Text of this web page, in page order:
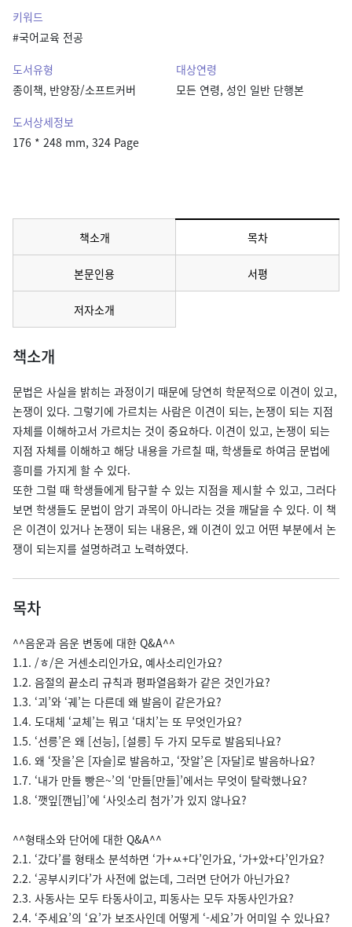
키워드
#국어교육 전공
도서유형
종이책, 반양장/소프트커버
대상연령
모든 연령, 성인 일반 단행본
도서상세정보
176 * 248 mm, 324 Page
책소개 목차메뉴 선택됨
본문인용
서평
저자소개
책소개
문법은 사실을 밝히는 과정이기 때문에 당연히 학문적으로 이견이 있고,
논쟁이 있다. 그렇기에 가르치는 사람은 이견이 되는, 논쟁이 되는 지점
자체를 이해하고서 가르치는 것이 중요하다. 이견이 있고, 논쟁이 되는
지점 자체를 이해하고 해당 내용을 가르칠 때, 학생들로 하여금 문법에
흥미를 가지게 할 수 있다.
또한 그럴 때 학생들에게 탐구할 수 있는 지점을 제시할 수 있고, 그러다
보면 학생들도 문법이 암기 과목이 아니라는 것을 깨달을 수 있다. 이 책
은 이견이 있거나 논쟁이 되는 내용은, 왜 이견이 있고 어떤 부분에서 논
쟁이 되는지를 설명하려고 노력하였다.
목차
^^음운과 음운 변동에 대한 Q&A^^
1.1. /ㅎ/은 거센소리인가요, 예사소리인가요?
1.2. 음절의 끝소리 규칙과 평파열음화가 같은 것인가요?
1.3. ‘괴’와 ‘궤’는 다른데 왜 발음이 같은가요?
1.4. 도대체 ‘교체’는 뭐고 ‘대치’는 또 무엇인가요?
1.5. ‘선릉’은 왜 [선능], [설릉] 두 가지 모두로 발음되나요?
1.6. 왜 ‘잣을’은 [자슬]로 발음하고, ‘잣알’은 [자달]로 발음하나요?
1.7. ‘내가 만들 빵은~’의 ‘만들[만들]’에서는 무엇이 탈락했나요?
1.8. ‘깻잎[깬닙]’에 ‘사잇소리 첨가’가 있지 않나요?
^^형태소와 단어에 대한 Q&A^^
2.1. ‘갔다’를 형태소 분석하면 ‘가+ㅆ+다’인가요, ‘가+았+다’인가요?
2.2. ‘공부시키다’가 사전에 없는데, 그러면 단어가 아닌가요?
2.3. 사동사는 모두 타동사이고, 피동사는 모두 자동사인가요?
2.4. ‘주세요’의 ‘요’가 보조사인데 어떻게 ‘-세요’가 어미일 수 있나요?